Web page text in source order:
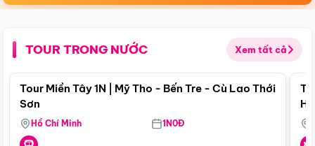
TOUR TRONG NƯỚC Xem tất cả
Điểm nổi bật
Tour Miền Tây 1N | Mỹ Tho - Bến Tre - Cù Lao Thới
Sơn
Hồ Chí Minh 1N0Đ